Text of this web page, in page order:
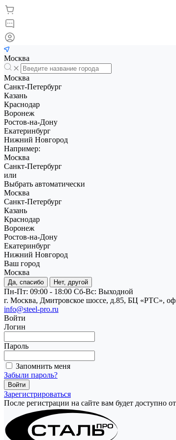
Москва
Москва
Санкт-Петербург
Казань
Краснодар
Воронеж
Ростов-на-Дону
Екатеринбург
Нижний Новгород
Например:
Москва
Санкт-Петербург
или
Выбрать автоматически
Москва
Санкт-Петербург
Казань
Краснодар
Воронеж
Ростов-на-Дону
Екатеринбург
Нижний Новгород
Ваш город
Москва
Да, спасибо Нет, другой
Пн-Пт: 09:00 - 18:00 Cб-Вс: Выходной
г. Москва, Дмитровское шоссе, д.85, БЦ «РТС»,
info@steel-pro.ru
Войти
Логин
Пароль
Запомнить меня
Забыли пароль?
Зарегистрироваться
После регистрации на сайте вам будет доступно